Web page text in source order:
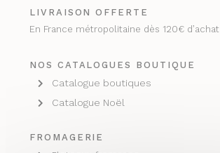
LIVRAISON OFFERTE
En France métropolitaine dès 120€ d’achat
NOS CATALOGUES BOUTIQUE
Catalogue boutiques
Catalogue Noël
FROMAGERIE